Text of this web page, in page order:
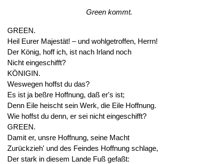
Green kommt.
GREEN.
Heil Eurer Majestät! – und wohlgetroffen, Herrn!
Der König, hoff ich, ist nach Irland noch
Nicht eingeschifft?
KÖNIGIN.
Weswegen hoffst du das?
Es ist ja beßre Hoffnung, daß er's ist;
Denn Eile heischt sein Werk, die Eile Hoffnung.
Wie hoffst du denn, er sei nicht eingeschifft?
GREEN.
Damit er, unsre Hoffnung, seine Macht
Zurückzieh' und des Feindes Hoffnung schlage,
Der stark in diesem Lande Fuß gefaßt: